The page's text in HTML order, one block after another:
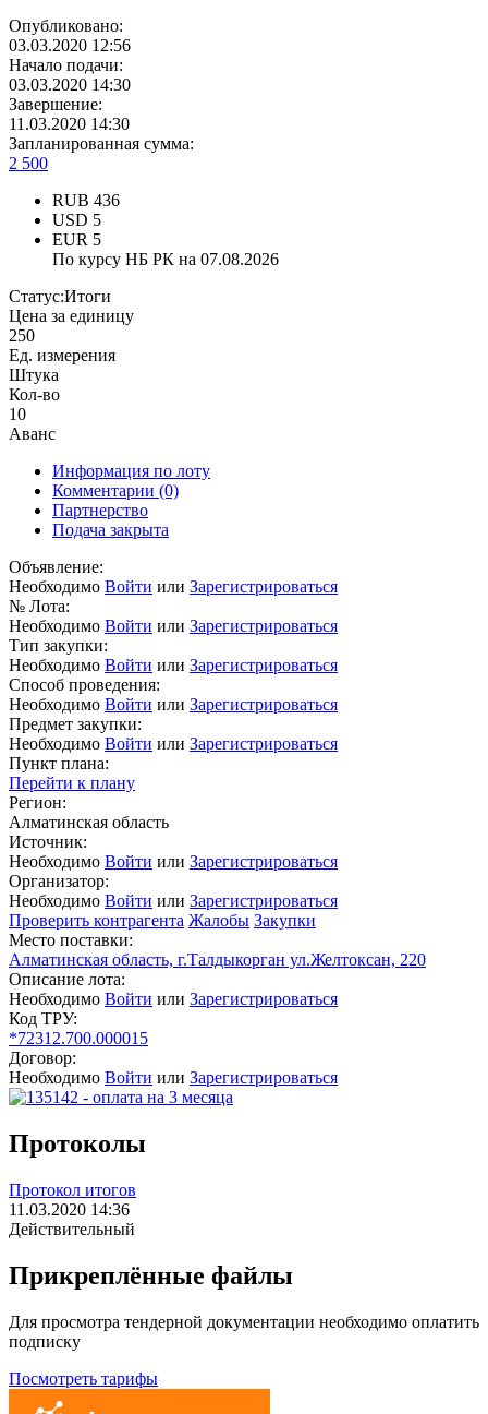
Опубликовано:
03.03.2020 12:56
Начало подачи:
03.03.2020 14:30
Завершение:
11.03.2020 14:30
Запланированная сумма:
2 500
RUB 436
USD 5
EUR 5
По курсу НБ РК на 07.08.2026
Статус:Итоги
Цена за единицу
250
Ед. измерения
Штука
Кол-во
10
Аванс
Информация по лоту
Комментарии (0)
Партнерство
Подача закрыта
Объявление:
Необходимо Войти или Зарегистрироваться
№ Лота:
Необходимо Войти или Зарегистрироваться
Тип закупки:
Необходимо Войти или Зарегистрироваться
Способ проведения:
Необходимо Войти или Зарегистрироваться
Предмет закупки:
Необходимо Войти или Зарегистрироваться
Пункт плана:
Перейти к плану
Регион:
Алматинская область
Источник:
Необходимо Войти или Зарегистрироваться
Организатор:
Необходимо Войти или Зарегистрироваться
Проверить контрагента Жалобы Закупки
Место поставки:
Алматинская область, г.Талдыкорган ул.Желтоксан, 220
Описание лота:
Необходимо Войти или Зарегистрироваться
Код ТРУ:
*72312.700.000015
Договор:
Необходимо Войти или Зарегистрироваться
Протоколы
Протокол итогов
11.03.2020 14:36
Действительный
Прикреплённые файлы
Для просмотра тендерной документации необходимо оплатить
подписку
Посмотреть тарифы